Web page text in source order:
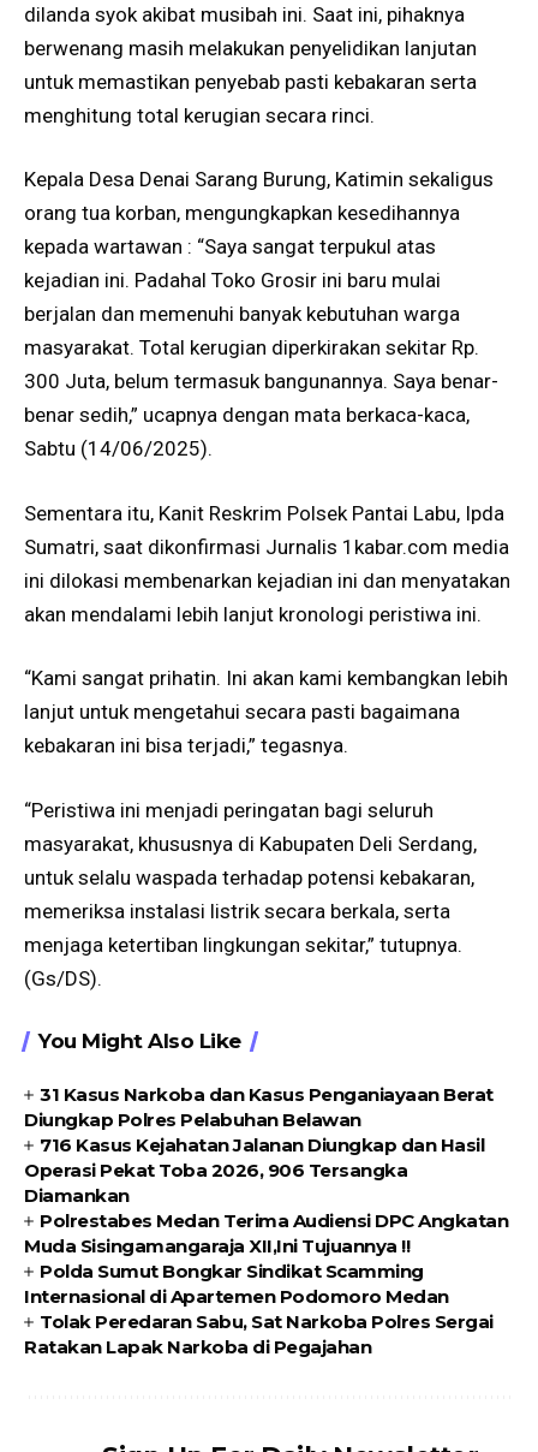
dilanda syok akibat musibah ini. Saat ini, pihaknya
berwenang masih melakukan penyelidikan lanjutan
untuk memastikan penyebab pasti kebakaran serta
menghitung total kerugian secara rinci.
Kepala Desa Denai Sarang Burung, Katimin sekaligus
orang tua korban, mengungkapkan kesedihannya
kepada wartawan : “Saya sangat terpukul atas
kejadian ini. Padahal Toko Grosir ini baru mulai
berjalan dan memenuhi banyak kebutuhan warga
masyarakat. Total kerugian diperkirakan sekitar Rp.
300 Juta, belum termasuk bangunannya. Saya benar-
benar sedih,” ucapnya dengan mata berkaca-kaca,
Sabtu (14/06/2025).
Sementara itu, Kanit Reskrim Polsek Pantai Labu, Ipda
Sumatri, saat dikonfirmasi Jurnalis 1kabar.com media
ini dilokasi membenarkan kejadian ini dan menyatakan
akan mendalami lebih lanjut kronologi peristiwa ini.
“Kami sangat prihatin. Ini akan kami kembangkan lebih
lanjut untuk mengetahui secara pasti bagaimana
kebakaran ini bisa terjadi,” tegasnya.
“Peristiwa ini menjadi peringatan bagi seluruh
masyarakat, khususnya di Kabupaten Deli Serdang,
untuk selalu waspada terhadap potensi kebakaran,
memeriksa instalasi listrik secara berkala, serta
menjaga ketertiban lingkungan sekitar,” tutupnya.
(Gs/DS).
You Might Also Like
31 Kasus Narkoba dan Kasus Penganiayaan Berat
Diungkap Polres Pelabuhan Belawan
716 Kasus Kejahatan Jalanan Diungkap dan Hasil
Operasi Pekat Toba 2026, 906 Tersangka
Diamankan
Polrestabes Medan Terima Audiensi DPC Angkatan
Muda Sisingamangaraja XII,Ini Tujuannya !!
Polda Sumut Bongkar Sindikat Scamming
Internasional di Apartemen Podomoro Medan
Tolak Peredaran Sabu, Sat Narkoba Polres Sergai
Ratakan Lapak Narkoba di Pegajahan